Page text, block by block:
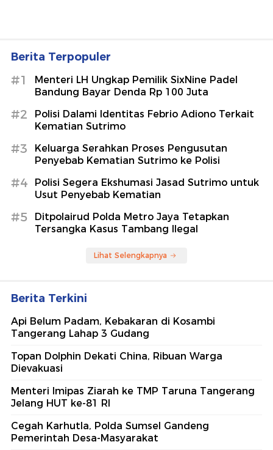
Berita Terpopuler
#1
Menteri LH Ungkap Pemilik SixNine Padel
Bandung Bayar Denda Rp 100 Juta
#2
Polisi Dalami Identitas Febrio Adiono Terkait
Kematian Sutrimo
#3
Keluarga Serahkan Proses Pengusutan
Penyebab Kematian Sutrimo ke Polisi
#4
Polisi Segera Ekshumasi Jasad Sutrimo untuk
Usut Penyebab Kematian
#5
Ditpolairud Polda Metro Jaya Tetapkan
Tersangka Kasus Tambang Ilegal
Lihat Selengkapnya
Berita Terkini
Api Belum Padam, Kebakaran di Kosambi
Tangerang Lahap 3 Gudang
Topan Dolphin Dekati China, Ribuan Warga
Dievakuasi
Menteri Imipas Ziarah ke TMP Taruna Tangerang
Jelang HUT ke-81 RI
Cegah Karhutla, Polda Sumsel Gandeng
Pemerintah Desa-Masyarakat